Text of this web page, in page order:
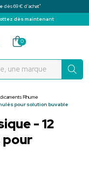
dès 69 € d’achat*
dès maintenant
des Rochettes Votre
0
Rhume
pour solution buvable
- 12
pour